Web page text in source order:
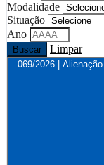
Modalidade
Situação
Ano
Buscar Limpar
069/2026 |